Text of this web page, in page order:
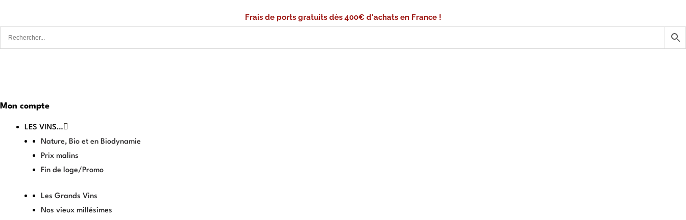
Frais de ports gratuits dès 400€ d'achats en France !
Mon compte
LES VINS…
Nature, Bio et en Biodynamie
Prix malins
Fin de loge/Promo
Les Grands Vins
Nos vieux millésimes